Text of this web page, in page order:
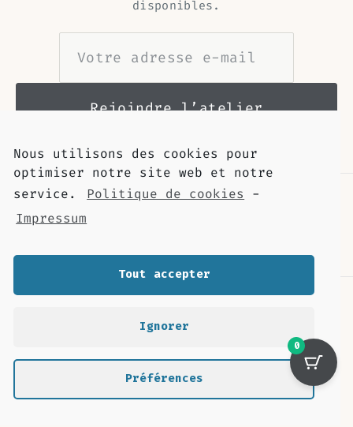
Nous utilisons des cookies pour
optimiser notre site web et notre
service.
Politique de cookies
-
Impressum
Tout accepter
Ignorer
Préférences
disponibles.
Retour et remboursement
Revue de presse
0